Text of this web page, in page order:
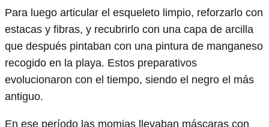
Para luego articular el esqueleto limpio, reforzarlo con
estacas y fibras, y recubrirlo con una capa de arcilla
que después pintaban con una pintura de manganeso
recogido en la playa. Estos preparativos
evolucionaron con el tiempo, siendo el negro el más
antiguo.
En ese período las momias llevaban máscaras con